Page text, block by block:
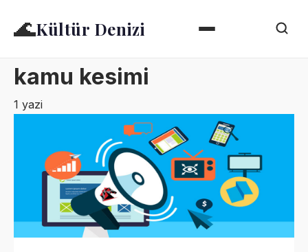
🌊Kültür Denizi
kamu kesimi
1 yazi